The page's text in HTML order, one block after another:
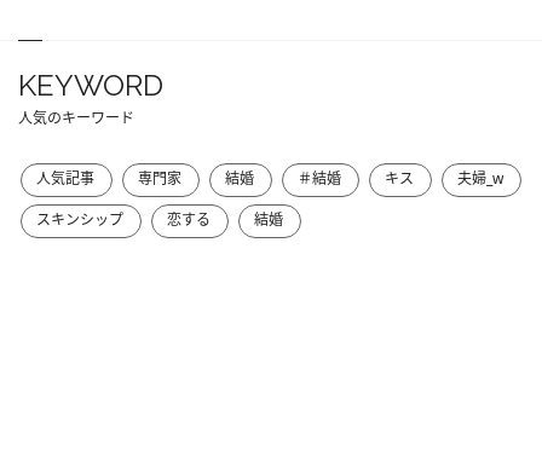
KEYWORD
人気のキーワード
人気記事 専門家 結婚 ＃結婚 キス
夫婦_w
スキンシップ
恋する 結婚